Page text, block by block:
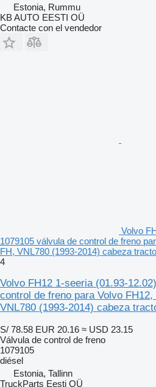
Estonia, Rummu
KB AUTO EESTI OÜ
Contacte con el vendedor
Volvo
1079105 válvula de control de freno
FH, VNL780 (1993-2014) cabeza
4
Volvo FH12 1-seeria (01.93-
control de freno para Volvo
VNL780 (1993-2014) cabeza
S/ 78.58 EUR 20.16 ≈ USD 23.15
Válvula de control de freno
1079105
diésel
Estonia, Tallinn
TruckParts Eesti OÜ